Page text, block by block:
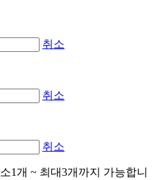
취소
취소
취소
1개 ~ 최대3개까지 가능합니